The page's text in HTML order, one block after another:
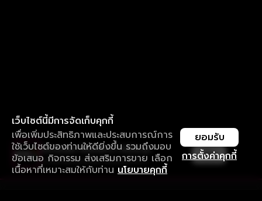
เว็บไซต์นี้มีการจัดเก็บคุกกี้
เพื่อเพิ่มประสิทธิภาพและประสบการณ์การ
ใช้เว็บไซต์ของท่านให้ดียิ่งขึ้น รวมถึงมอบ
ข้อเสนอ กิจกรรม ส่งเสริมการขาย เลือก
เนื้อหาที่เหมาะสมให้กับท่าน นโยบายคุกกี้
การตั้งค่าคุกกี้
ยอมรับ
ใช้งานแอป ลื่นไหลกว่า ไม่มีสะดุด
ดาวน์โหลดแอปเพื่อการรับชมที่ดีกว่า เปิด